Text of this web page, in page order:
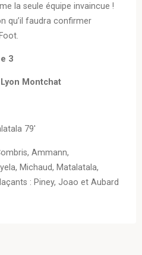
la seule équipe invaincue !
qu’il faudra confirmer
3
Lyon Montchat
79′
Ammann,
Michaud, Matalatala,
: Piney, Joao et Aubard